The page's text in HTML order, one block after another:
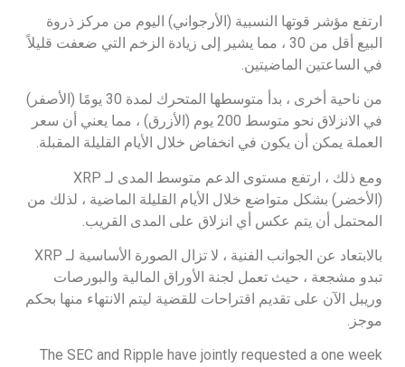
ارتفع مؤشر قوتها النسبية (الأرجواني) اليوم من مركز ذروة
البيع أقل من 30 ، مما يشير إلى زيادة الزخم التي ضعفت قليلاً
في الساعتين الماضيتين.
من ناحية أخرى ، بدأ متوسطها المتحرك لمدة 30 يومًا (الأصفر)
في الانزلاق نحو متوسط 200 يوم (الأزرق) ، مما يعني أن سعر
العملة يمكن أن يكون في انخفاض خلال الأيام القليلة المقبلة.
ومع ذلك ، ارتفع مستوى الدعم متوسط المدى لـ XRP
(الأخضر) بشكل متواضع خلال الأيام القليلة الماضية ، لذلك من
المحتمل أن يتم عكس أي انزلاق على المدى القريب.
بالابتعاد عن الجوانب الفنية ، لا تزال الصورة الأساسية لـ XRP
تبدو مشجعة ، حيث تعمل لجنة الأوراق المالية والبورصات
وريبل الآن على تقديم اقتراحات للقضية ليتم الانتهاء منها بحكم
موجز.
The SEC and Ripple have jointly requested a one week